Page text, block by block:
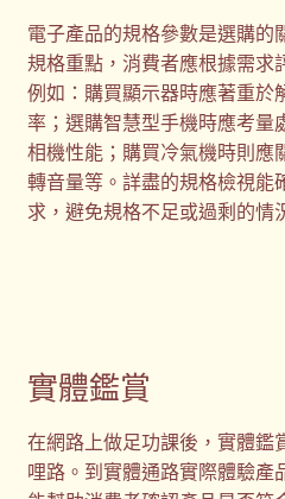
電子產品的規格參數是選購的
規格重點，消費者應根據需求
例如：購買顯示器時應著重於
率；選購智慧型手機時應考量
相機性能；購買冷氣機時則應
轉音量等。詳盡的規格檢視能
求，避免規格不足或過剩的情
實體鑑賞
在網路上做足功課後，實體鑑
哩路。到實體通路實際體驗產